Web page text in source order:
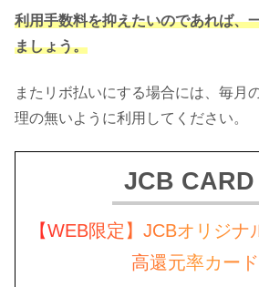
利用手数料を抑えたいのであれば、
ましょう。
またリボ払いにする場合には、毎月
理の無いように利用してください。
JCB CARD
【WEB限定】JCBオリジ
高還元率カード